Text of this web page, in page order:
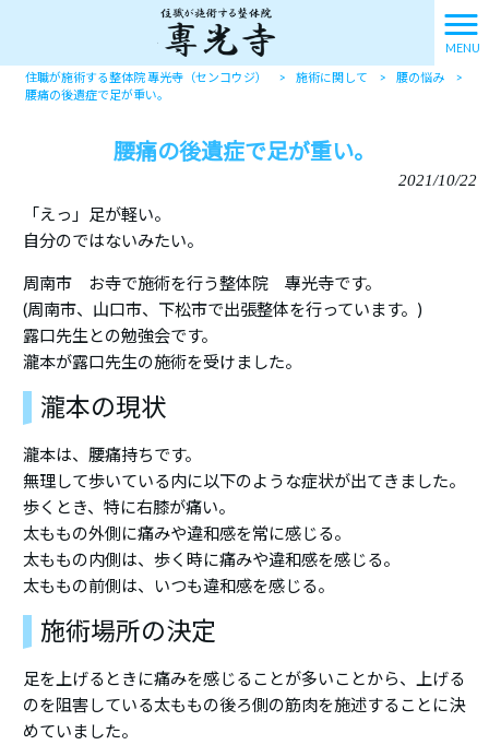
MENU
住職が施術する整体院 專光寺（センコウジ） > 施術に関して > 腰の悩み
>
腰痛の後遺症で足が重い。
腰痛の後遺症で足が重い。
2021/10/22
「えっ」足が軽い。
自分のではないみたい。
周南市 お寺で施術を行う整体院 專光寺です。
(周南市、山口市、下松市で出張整体を行っています。)
露口先生との勉強会です。
瀧本が露口先生の施術を受けました。
瀧本の現状
瀧本は、腰痛持ちです。
無理して歩いている内に以下のような症状が出てきました。
歩くとき、特に右膝が痛い。
太ももの外側に痛みや違和感を常に感じる。
太ももの内側は、歩く時に痛みや違和感を感じる。
太ももの前側は、いつも違和感を感じる。
施術場所の決定
足を上げるときに痛みを感じることが多いことから、上げる
のを阻害している太ももの後ろ側の筋肉を施述することに決
めていました。